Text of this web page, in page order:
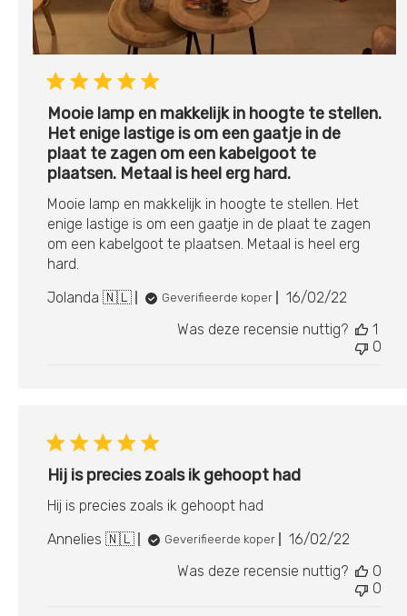
Mooie lamp en makkelijk in hoogte te stellen.
Het enige lastige is om een gaatje in de
plaat te zagen om een kabelgoot te
plaatsen. Metaal is heel erg hard.
Mooie lamp en makkelijk in hoogte te stellen. Het
enige lastige is om een gaatje in de plaat te zagen
om een kabelgoot te plaatsen. Metaal is heel erg
hard.
Jolanda 🇳🇱
Geverifieerde koper
16/02/22
Was deze recensie nuttig?
1
0
Hij is precies zoals ik gehoopt had
Hij is precies zoals ik gehoopt had
Annelies 🇳🇱
Geverifieerde koper
16/02/22
Was deze recensie nuttig?
0
0